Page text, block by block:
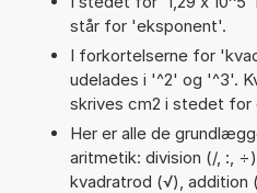
står for 'eksponent'.
I forkortelserne for
udelades i '^2' og '^3'.
skrives cm2 i stedet for
Her er alle de
aritmetik: division (/, :,
kvadratrod (√), addition